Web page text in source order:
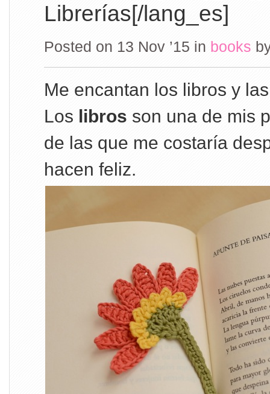
Librerías[/lang_es]
Posted on 13 Nov ’15 in books
Me encantan los libros y
Los libros son una de mis
de las que me costaría
hacen feliz.